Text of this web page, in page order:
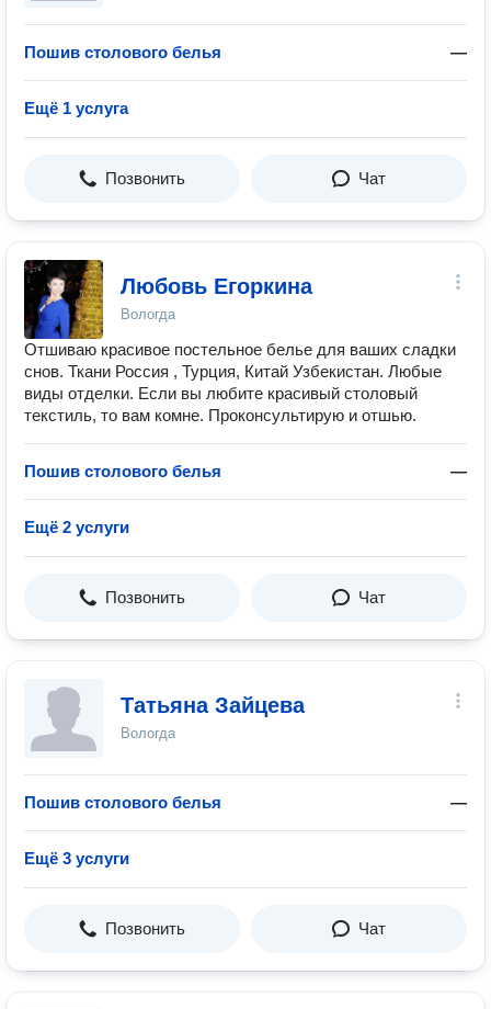
Пошив столового белья —
Ещё 1 услуга
Позвонить Чат
Любовь Егоркина
Вологда
Отшиваю красивое постельное белье для ваших сладки
снов. Ткани Россия , Турция, Китай Узбекистан. Любые
виды отделки. Если вы любите красивый столовый
текстиль, то вам комне. Проконсультирую и отшью.
Пошив столового белья —
Ещё 2 услуги
Позвонить Чат
Татьяна Зайцева
Вологда
Пошив столового белья —
Ещё 3 услуги
Позвонить Чат